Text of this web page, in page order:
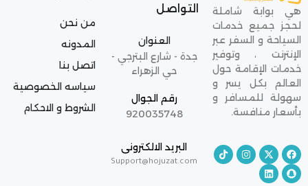
هي بوابة شاملة
لحجز جميع خدمات
السياحة و السفر عبر
الإنترنت ، وتوفير
خدمات الإقامة حول
العالم بكل يسر و
سهولة للمسافر و
بأسعار منافسة.
التواصل
العنوان
جدة - شارع البترجي -
حي الزهراء
رقم الجوال
920035748
البريد الالكترونى
Support@hojuzat.com
من نحن
المدونه
اتصل بنا
سياسه الخصوصية
الشروط و الاحكام